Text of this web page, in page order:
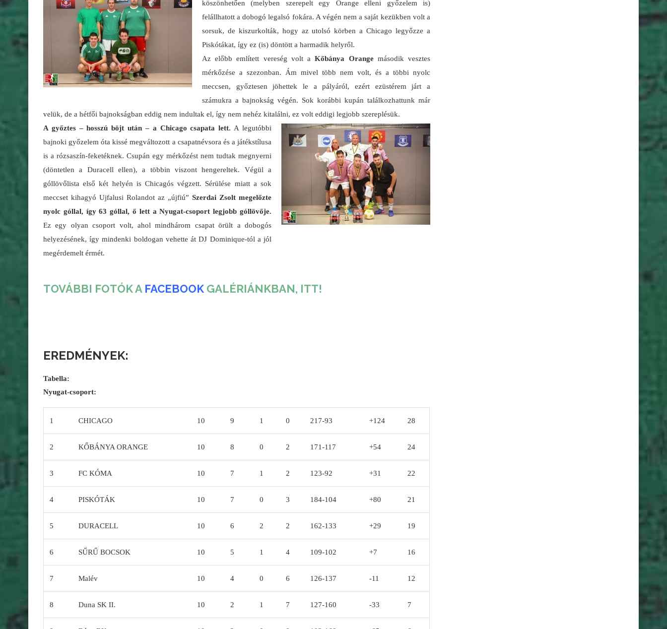
köszönhetően (melyben szerepelt egy Orange elleni győzelem is)
felállhatott a dobogó legalsó fokára. A végén nem a saját kezükben volt a
sorsuk, de kiszurkolták, hogy az utolsó körben a Chicago legyőzze a
Piskótákat, így ez (is) döntött a harmadik helyről.
Az előbb említett vereség volt a Kőbánya Orangemásodik vesztes
mérkőzése a szezonban. Ám mivel több nem volt, és a többi nyolc
meccsen, győztesen jöhettek le a pályáról, ezért ezüstérem járt a
számukra a bajnokság végén. Sok korábbi kupán találkozhattunk már
velük, de a hétfői bajnokságban eddig nem indultak el, így nem nehéz kitalálni, ez volt eddigi legjobb szereplésük.
A győztes – hosszú böjt után – a Chicago csapata lett. A legutóbbi
bajnoki győzelem óta kissé megváltozott a csapatnévsora és a játékstílusa
is a rózsaszín-feketéknek. Csupán egy mérkőzést nem tudtak megnyerni
(döntetlen a Duracell ellen), a többin viszont hengereltek. Végül a
góllövőlista első két helyén is Chicagós végzett. Sérülése miatt a sok
meccset kihagyó Ujfalusi Rolandot az „újfiú” Szerdai Zsolt megelőzte
nyolc góllal, így 63 góllal, ő lett a Nyugat-csoport legjobb góllövője.
Ez egy olyan csoport volt, ahol mindhárom csapat örült a dobogós
helyezésének, így mindenki boldogan vehette át DJ Dominique-tól a jól
megérdemelt érmét.
TOVÁBBI FOTÓK A FACEBOOK GALÉRIÁNKBAN, ITT!
EREDMÉNYEK:
Tabella:
Nyugat-csoport:
1 CHICAGO 10 9 1 0 217-93 +124 28
2 KŐBÁNYA ORANGE 10 8 0 2 171-117 +54 24
3 FC KÓMA 10 7 1 2 123-92 +31 22
4 PISKÓTÁK 10 7 0 3 184-104 +80 21
5 DURACELL 10 6 2 2 162-133 +29 19
6 SŰRŰ BOCSOK 10 5 1 4 109-102 +7 16
7 Malév 10 4 0 6 126-137 -11 12
8 Duna SK II. 10 2 1 7 127-160 -33 7